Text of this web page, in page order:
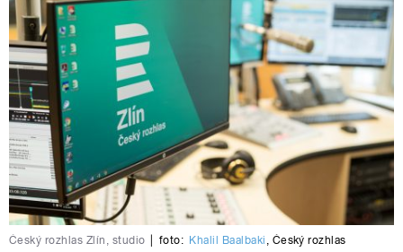
Český rozhlas Zlín, studio foto: Khalil Baalbaki , Český rozhlas